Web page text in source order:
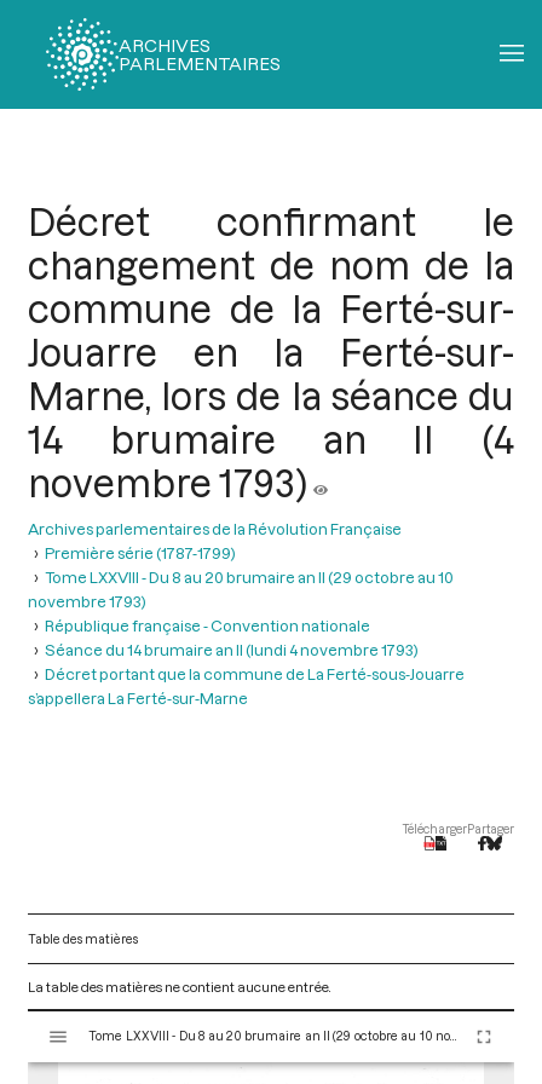
ARCHIVES
PARLEMENTAIRES
Décret confirmant le
changement de nom de la
commune de la Ferté-sur-
Jouarre en la Ferté-sur-
Marne, lors de la séance du
14 brumaire an II (4
novembre 1793)
Archives parlementaires de la Révolution Française
Première série (1787-1799)
Tome LXXVIII - Du 8 au 20 brumaire an II (29 octobre au 10
novembre 1793)
République française - Convention nationale
Séance du 14 brumaire an II (lundi 4 novembre 1793)
Décret portant que la commune de La Ferté-sous-Jouarre
s’appellera La Ferté-sur-Marne
TéléchargerPartager
Table des matières
La table des matières ne contient aucune entrée.
s